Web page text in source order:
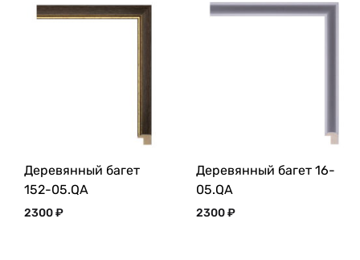
Деревянный багет
152-05.QA
2300₽
Деревянный багет 16-
05.QA
2300₽